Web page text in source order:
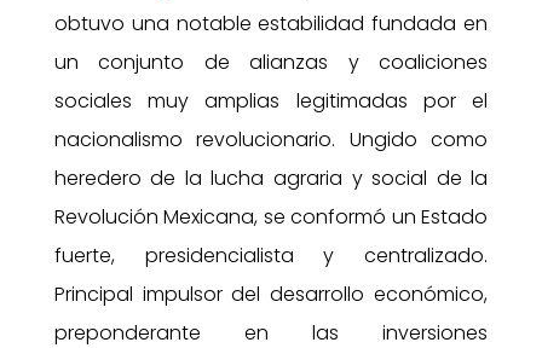
obtuvo una notable estabilidad fundada en
un conjunto de alianzas y coaliciones
sociales muy amplias legitimadas por el
nacionalismo revolucionario. Ungido como
heredero de la lucha agraria y social de la
Revolución Mexicana, se conformó un Estado
fuerte, presidencialista y centralizado.
Principal impulsor del desarrollo económico,
preponderante en las inversiones